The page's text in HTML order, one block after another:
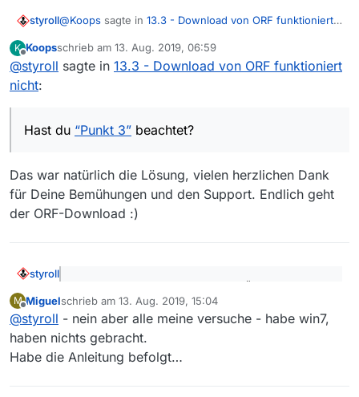
styroll@Koops sagte in 13.3 - Download von ORF funktioniert
geht trotzdem nicht.
Ansonsten starte den DL mal auf der Kommandozeile
Wie du siehst, gibt’s da keine Sonderzeichen und
Leerzeichen im Pfad.
K
Offline
Koopsschrieb am 13. Aug. 2019, 06:59
zuletzt editiert von
@styroll sagte in 13.3 - Download von ORF funktioniert
nicht:
Hast du “Punkt 3” beachtet?
Das war natürlich die Lösung, vielen herzlichen Dank
für Deine Bemühungen und den Support. Endlich geht
der ORF-Download :)
styroll
der download vom ORF auch nicht
Und meinst du nun, dass – ausgelöst durch diese
löst?
M
Offline
Miguelschrieb am 13. Aug. 2019, 15:04
zuletzt editiert von
@styroll - nein aber alle meine versuche - habe win7,
haben nichts gebracht.
Habe die Anleitung befolgt…